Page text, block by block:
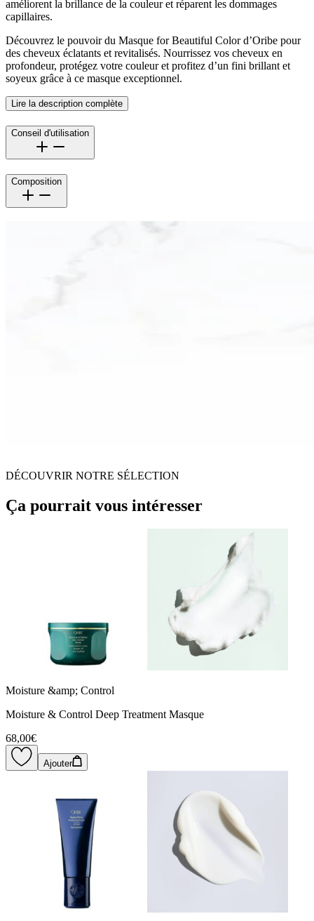
améliorent la brillance de la couleur et réparent les dommages
capillaires.
Découvrez le pouvoir du Masque for Beautiful Color d’Oribe pour
des cheveux éclatants et revitalisés. Nourrissez vos cheveux en
profondeur, protégez votre couleur et profitez d’un fini brillant et
soyeux grâce à ce masque exceptionnel.
Lire la description complète
Conseil d'utilisation
Composition
DÉCOUVRIR NOTRE SÉLECTION
Ça pourrait vous intéresser
Moisture &amp; Control
Moisture & Control Deep Treatment Masque
68,00€
Ajouter